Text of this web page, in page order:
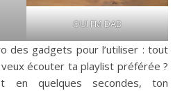
OUI FM DAB
des gadgets pour l’utiliser : tout
écouter ta playlist préférée ?
en quelques secondes, ton